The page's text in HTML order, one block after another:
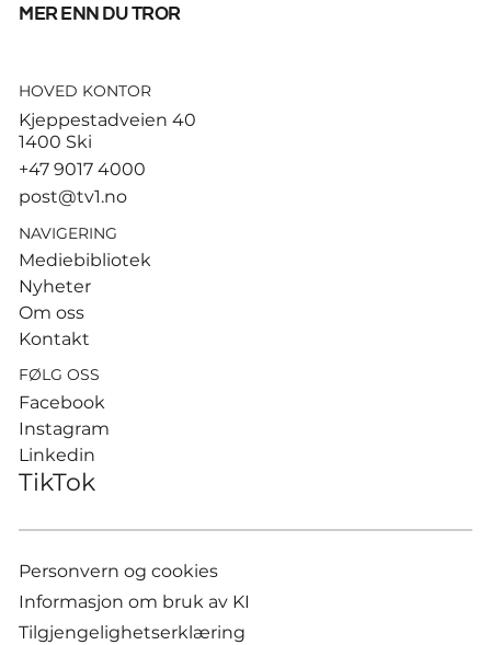
mer enn du tror
HOVED KONTOR
Kjeppestadveien 40
1400 Ski
+47 9017 4000
post@tv1.no
NAVIGERING
Mediebibliotek
Nyheter
Om oss
Kontakt
FØLG OSS
Facebook
Instagram
Linkedin
TikTok
Personvern og cookies
Informasjon om bruk av KI
Tilgjengelighetserklæring